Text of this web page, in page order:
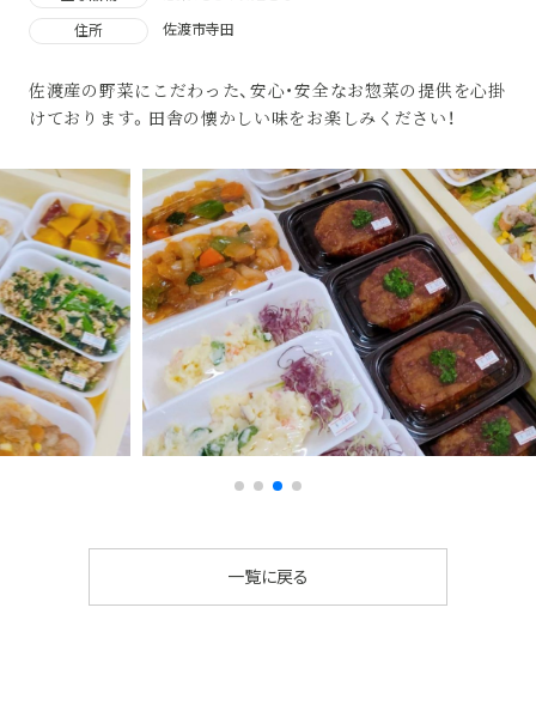
住所
佐渡市寺田
佐渡産の野菜にこだわった、安心・安全なお惣菜の提供を心掛
けております。田舎の懐かしい味をお楽しみください！
一覧に戻る